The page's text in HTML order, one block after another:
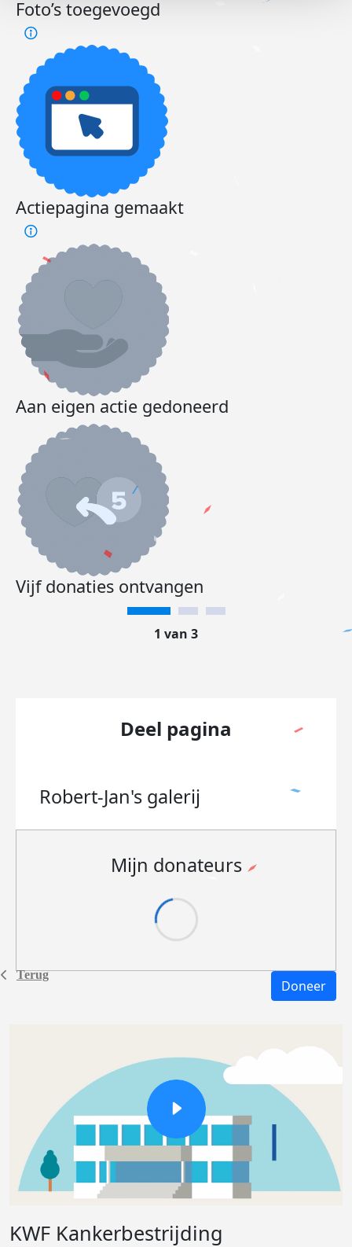
Terug
Foto’s toegevoegd
Actiepagina gemaakt
Aan eigen actie gedoneerd
Vijf donaties ontvangen
1 van 3
Deel pagina
Robert-Jan's galerij
Mijn donateurs
Doneer
KWF Kankerbestrijding